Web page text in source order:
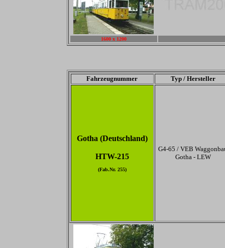
1600 x 1200
Fahrzeugnummer Typ / Hersteller
Gotha (Deutschland)
HTW-215
(Fab.Nr. 255)
G4-65 / VEB
Gotha - LEW